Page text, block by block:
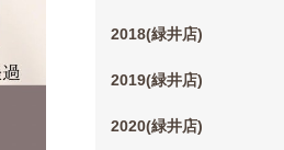
2018(緑井店)
2019(緑井店)
2020(緑井店)